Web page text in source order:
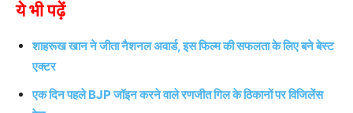
ये भी पढ़ें
शाहरूख खान ने जीता नैशनल अवार्ड, इस फिल्म की सफलता के लिए बने बेस्ट
एक्टर
एक दिन पहले BJP जॉइन करने वाले रणजीत गिल के ठिकानों पर विजिलेंस